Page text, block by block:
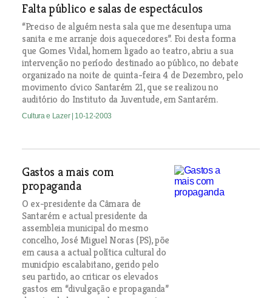
Falta público e salas de espectáculos
“Preciso de alguém nesta sala que me desentupa uma
sanita e me arranje dois aquecedores”. Foi desta forma
que Gomes Vidal, homem ligado ao teatro, abriu a sua
intervenção no período destinado ao público, no debate
organizado na noite de quinta-feira 4 de Dezembro, pelo
movimento cívico Santarém 21, que se realizou no
auditório do Instituto da Juventude, em Santarém.
Cultura e Lazer | 10-12-2003
Gastos a mais com
propaganda
O ex-presidente da Câmara de
Santarém e actual presidente da
assembleia municipal do mesmo
concelho, José Miguel Noras (PS), põe
em causa a actual política cultural do
município escalabitano, gerido pelo
seu partido, ao criticar os elevados
gastos em “divulgação e propaganda”